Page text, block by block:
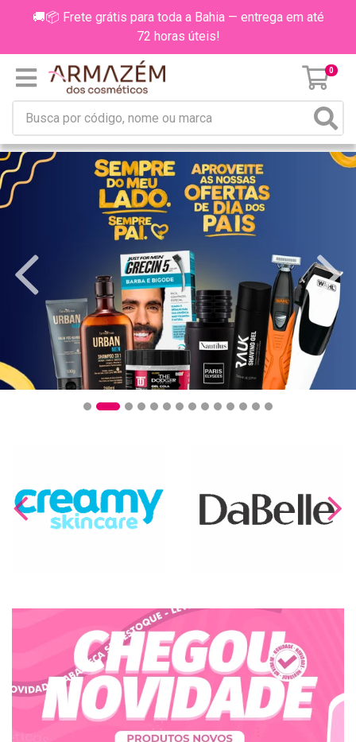
🚚📦 Frete grátis para toda a Bahia — entrega em até
72 horas úteis!
0